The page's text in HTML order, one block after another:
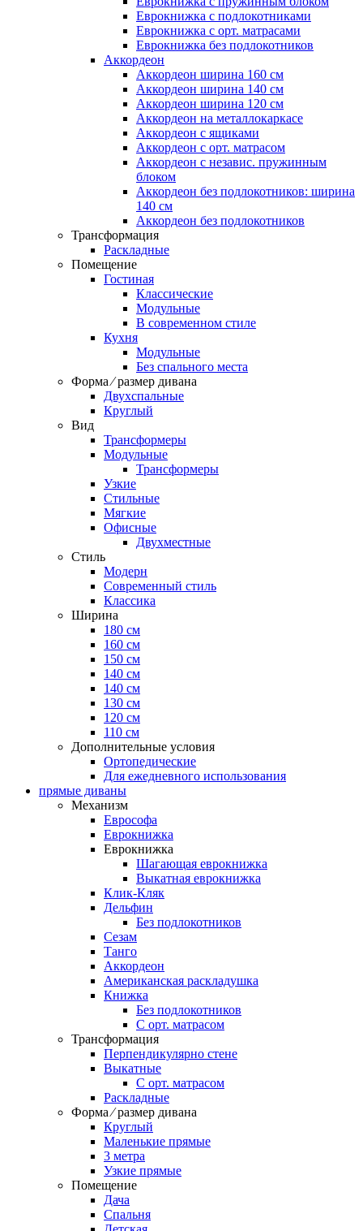
Еврокнижка с подлокотниками
Еврокнижка с орт. матрасами
Еврокнижка без подлокотников
Аккордеон
Аккордеон ширина 160 см
Аккордеон ширина 140 см
Аккордеон ширина 120 см
Аккордеон на металлокаркасе
Аккордеон c ящиками
Аккордеон c орт. матрасом
Аккордеон c независ. пружинным
блоком
Аккордеон без подлокотников: ширина
140 см
Аккордеон без подлокотников
Трансформация
Раскладные
Помещение
Гостиная
Классические
Модульные
В современном стиле
Кухня
Модульные
Без спального места
Форма ⁄ размер дивана
Двухспальные
Круглый
Вид
Трансформеры
Модульные
Трансформеры
Узкие
Стильные
Мягкие
Офисные
Двухместные
Стиль
Модерн
Современный стиль
Классика
Ширина
180 см
160 см
150 см
140 см
140 см
130 см
120 см
110 см
Дополнительные условия
Ортопедические
Для ежедневного использования
прямые диваны
Механизм
Еврософа
Еврокнижка
Еврокнижка
Шагающая еврокнижка
Выкатная еврокнижка
Клик-Кляк
Дельфин
Без подлокотников
Сезам
Танго
Аккордеон
Американская раскладушка
Книжка
Без подлокотников
С орт. матрасом
Трансформация
Перпендикулярно стене
Выкатные
С орт. матрасом
Раскладные
Форма ⁄ размер дивана
Круглый
Маленькие прямые
3 метра
Узкие прямые
Помещение
Дача
Спальня